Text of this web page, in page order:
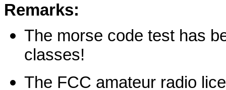
Remarks:
The morse code test has
classes!
The FCC amateur radio